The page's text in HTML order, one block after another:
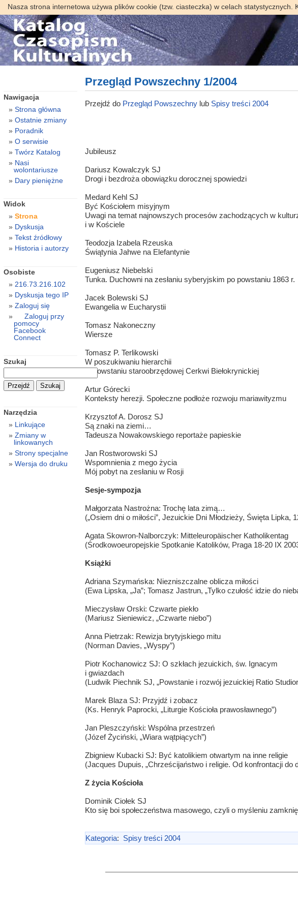
Nasza strona internetowa używa plików cookie (tzw. ciasteczka) w celach
Przegląd Powszechny 1/2004
Przejdź do Przegląd Powszechny lub Spisy treści 2004
Jubileusz
Dariusz Kowalczyk SJ
Drogi i bezdroża obowiązku dorocznej spowiedzi
Medard Kehl SJ
Być Kościołem misyjnym
Uwagi na temat najnowszych procesów zachodzących w
i w Kościele
Teodozja Izabela Rzeuska
Świątynia Jahwe na Elefantynie
Eugeniusz Niebelski
Tunka. Duchowni na zesłaniu syberyjskim po powstaniu 1863 r.
Jacek Bolewski SJ
Ewangelia w Eucharystii
Tomasz Nakoneczny
Wiersze
Tomasz P. Terlikowski
W poszukiwaniu hierarchii
O powstaniu staroobrzędowej Cerkwi Biełokrynickiej
Artur Górecki
Konteksty herezji. Społeczne podłoże rozwoju mariawityzmu
Krzysztof A. Dorosz SJ
Są znaki na ziemi…
Tadeusza Nowakowskiego reportaże papieskie
Jan Rostworowski SJ
Wspomnienia z mego życia
Mój pobyt na zesłaniu w Rosji
Sesje-sympozja
Małgorzata Nastrożna: Trochę lata zimą…
(„Osiem dni o miłości”, Jezuickie Dni Młodzieży, Święta Lipka,
Agata Skowron-Nalborczyk: Mitteleuropäischer Katholikentag
(Środkowoeuropejskie Spotkanie Katolików, Praga 18-20 IX
Książki
Adriana Szymańska: Niezniszczalne oblicza miłości
(Ewa Lipska, „Ja”; Tomasz Jastrun, „Tylko czułość idzie do
Mieczysław Orski: Czwarte piekło
(Mariusz Sieniewicz, „Czwarte niebo”)
Anna Pietrzak: Rewizja brytyjskiego mitu
(Norman Davies, „Wyspy”)
Piotr Kochanowicz SJ: O szkłach jezuickich, św. Ignacym
i gwiazdach
(Ludwik Piechnik SJ, „Powstanie i rozwój jezuickiej Ratio
Marek Blaza SJ: Przyjdź i zobacz
(Ks. Henryk Paprocki, „Liturgie Kościoła prawosławnego”)
Jan Pleszczyński: Wspólna przestrzeń
(Józef Życiński, „Wiara wątpiących”)
Zbigniew Kubacki SJ: Być katolikiem otwartym na inne religie
(Jacques Dupuis, „Chrześcijaństwo i religie. Od konfrontacji do
Z życia Kościoła
Dominik Ciołek SJ
Kto się boi społeczeństwa masowego, czyli o myśleniu
Kategoria: Spisy treści 2004
Nawigacja
Strona główna
Ostatnie zmiany
Poradnik
O serwisie
Twórz Katalog
Nasi
wolontariusze
Dary pieniężne
Widok
Strona
Dyskusja
Tekst źródłowy
Historia i autorzy
Osobiste
216.73.216.102
Dyskusja tego IP
Zaloguj się
Zaloguj przy
pomocy
Facebook
Connect
Szukaj
Narzędzia
Linkujące
Zmiany w
linkowanych
Strony specjalne
Wersja do druku